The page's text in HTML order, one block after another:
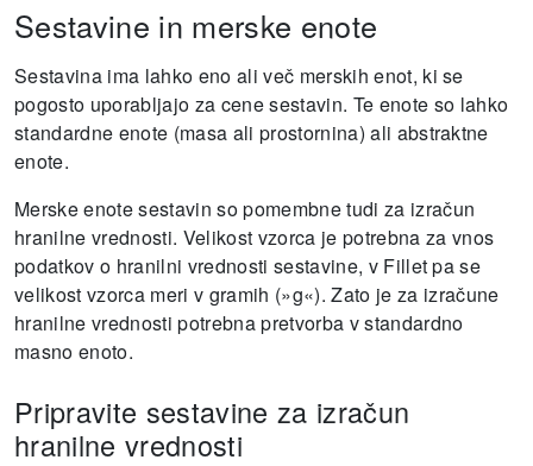
Sestavine in merske enote
Sestavina ima lahko eno ali več merskih enot, ki se
pogosto uporabljajo za cene sestavin. Te enote so lahko
standardne enote (masa ali prostornina) ali abstraktne
enote.
Merske enote sestavin so pomembne tudi za izračun
hranilne vrednosti. Velikost vzorca je potrebna za vnos
podatkov o hranilni vrednosti sestavine, v Fillet pa se
velikost vzorca meri v gramih (»g«). Zato je za izračune
hranilne vrednosti potrebna pretvorba v standardno
masno enoto.
Pripravite sestavine za izračun
hranilne vrednosti